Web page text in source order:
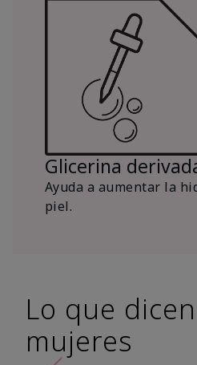
Glicerina
Ayuda a aumentar la
piel.
Lo que
mujeres